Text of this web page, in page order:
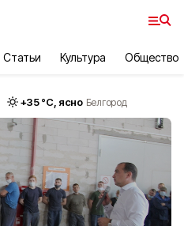
Статьи Культура Общество
+35°С, ясно Белгород